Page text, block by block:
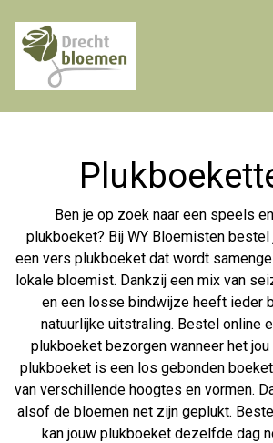
Ben je op zoek naar een speels
plukboeket? Bij WY Bloemisten
een vers plukboeket dat wordt
lokale bloemist. Dankzij een mix van
en een losse bindwijze heeft ieder
natuurlijke uitstraling. Bestel online
plukboeket bezorgen wanneer het jou
plukboeket is een los gebonden
van verschillende hoogtes en vormen.
alsof de bloemen net zijn geplukt.
kan jouw plukboeket dezelfde dag